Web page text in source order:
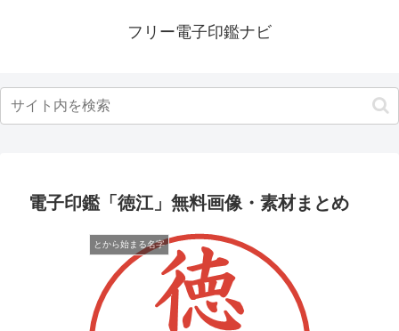
フリー電子印鑑ナビ
電子印鑑「徳江」無料画像・素材まとめ
とから始まる名字